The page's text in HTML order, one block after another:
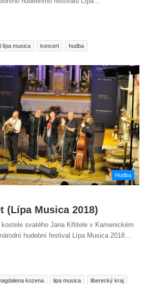
lípa musica koncert hudba
Hudba
(Lípa Musica 2018)
svatého Jana Křtitele v Kamenickém
hudební festival Lípa Musica 2018…
kozena lipa musica liberecký kraj